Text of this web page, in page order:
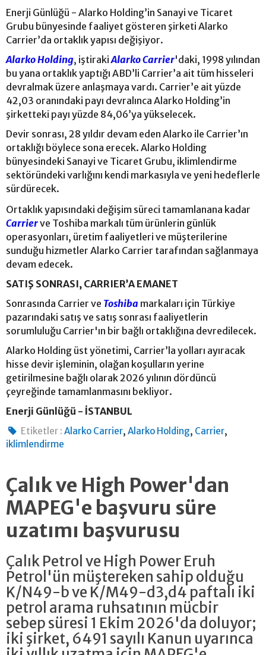
Enerji Günlüğü - Alarko Holding’in Sanayi ve Ticaret
Grubu bünyesinde faaliyet gösteren şirketi Alarko
Carrier’da ortaklık yapısı değişiyor.
Alarko Holding, iştirakiAlarko Carrier'daki, 1998 yılından
bu yana ortaklık yaptığı ABD’li Carrier’a ait tüm hisseleri
devralmak üzere anlaşmaya vardı. Carrier’e ait yüzde
42,03 oranındaki payı devralınca Alarko Holding’in
şirketteki payı yüzde 84,06’ya yükselecek.
Devir sonrası, 28 yıldır devam eden Alarko ile Carrier’ın
ortaklığı böylece sona erecek. Alarko Holding
bünyesindeki Sanayi ve Ticaret Grubu, iklimlendirme
sektöründeki varlığını kendi markasıyla ve yeni hedeflerle
sürdürecek.
Ortaklık yapısındaki değişim süreci tamamlanana kadar
Carrierve Toshiba markalı tüm ürünlerin günlük
operasyonları, üretim faaliyetleri ve müşterilerine
sunduğu hizmetler Alarko Carrier tarafından sağlanmaya
devam edecek.
SATIŞ SONRASI, CARRIER’A EMANET
Sonrasında Carrier ve Toshiba markaları için Türkiye
pazarındaki satış ve satış sonrası faaliyetlerin
sorumluluğu Carrier'ın bir bağlı ortaklığına devredilecek.
Alarko Holding üst yönetimi, Carrier’la yolları ayıracak
hisse devir işleminin, olağan koşulların yerine
getirilmesine bağlı olarak 2026 yılının dördüncü
çeyreğinde tamamlanmasını bekliyor.
Enerji Günlüğü - İSTANBUL
Etiketler : Alarko Carrier,Alarko Holding, Carrier,
iklimlendirme
Çalık ve High Power'dan
MAPEG'e başvuru süre
uzatımı başvurusu
Çalık Petrol ve High Power Eruh
Petrol'ün müştereken sahip olduğu
K/N49-b ve K/M49-d3,d4 paftalı iki
petrol arama ruhsatının mücbir
sebep süresi 1 Ekim 2026'da doluyor;
iki şirket, 6491 sayılı Kanun uyarınca